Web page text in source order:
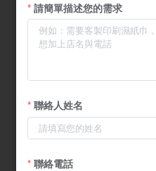
請簡單描述您的需求
聯絡人姓名
聯絡電話